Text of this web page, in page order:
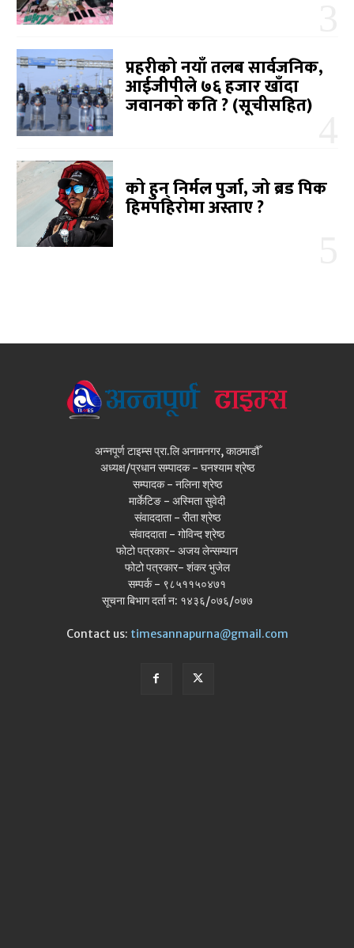
प्रहरीको नयाँ तलब सार्वजनिक,
आईजीपीले ७६ हजार खाँदा
जवानको कति ? (सूचीसहित)
को हुन् निर्मल पुर्जा, जो ब्रड पिक
हिमपहिरोमा अस्ताए ?
अन्नपूर्ण टाइम्स प्रा.लि अनामनगर, काठमाडौँ
अध्यक्ष/प्रधान सम्पादक - घनश्याम श्रेष्ठ
सम्पादक - नलिना श्रेष्ठ
मार्केटिङ - अस्मिता सुवेदी
संवाददाता - रीता श्रेष्ठ
संवाददाता - गोविन्द श्रेष्ठ
फोटो पत्रकार- अजय लेन्सम्यान
फोटो पत्रकार- शंकर भुजेल
सम्पर्क - ९८५११५०४७१
सूचना बिभाग दर्ता न: १४३६/०७६/०७७
Contact us: timesannapurna@gmail.com